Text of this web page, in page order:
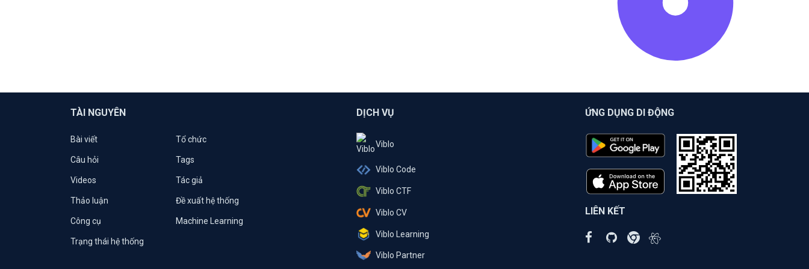
TÀI NGUYÊN
Bài viết Tổ chức
Câu hỏi Tags
Videos Tác giả
Thảo luận Đề xuất hệ thống
Công cụ Machine Learning
Trạng thái hệ thống
DỊCH VỤ
Viblo
Viblo Code
Viblo CTF
Viblo CV
Viblo Learning
Viblo Partner
ỨNG DỤNG DI ĐỘNG
LIÊN KẾT